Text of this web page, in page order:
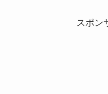
スポン